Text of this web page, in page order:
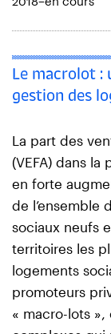
Le macrolot :
gestion des
La part des
(VEFA) dans
en forte
de l’ensemble
sociaux neufs
territoires les
logements
promoteurs
« macro-lots »,